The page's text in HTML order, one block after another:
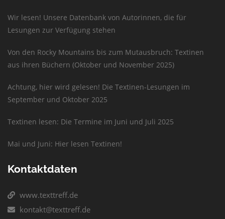
Wir lesen! Unsere Datenbank von Autorinnen, die für
Lesungen zur Verfügung stehen
Von den Rocky Mountains bis zum Mutausbruch: Textinen
aus ihren Büchern (Oktober und November 2025)
Achtung, hier wird gelesen! Die Textinen-Lesungen im
September und Oktober 2025
Textinen lesen: Die Termine im Juni und Juli 2025
Mai und Juni: Hier lesen Textinen!
Kontaktdaten
www.texttreff.de
kontakt@texttreff.de